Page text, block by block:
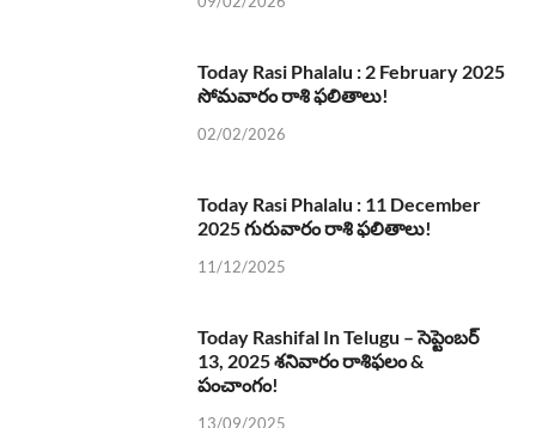
Today Rasi Phalalu : 2 February 2025
సోమవారం రాశి ఫలితాలు!
02/02/2026
Today Rasi Phalalu : 11 December
2025 గురువారం రాశి ఫలితాలు!
11/12/2025
Today Rashifal In Telugu – సెప్టెంబర్
13, 2025 శనివారం రాశిఫలం &
పంచాంగం!
13/09/2025